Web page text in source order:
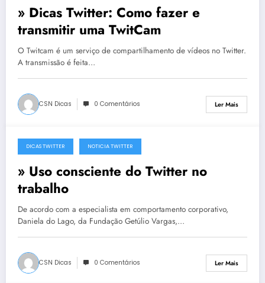
» Dicas Twitter: Como fazer e
transmitir uma TwitCam
O Twitcam é um serviço de compartilhamento de vídeos no Twitter.
A transmissão é feita…
CSN Dicas 0 Comentários Ler Mais
9 de Agosto, 2010
DICAS TWITTER NOTICIA TWITTER
» Uso consciente do Twitter no
trabalho
De acordo com a especialista em comportamento corporativo,
Daniela do Lago, da Fundação Getúlio Vargas,…
CSN Dicas 0 Comentários Ler Mais